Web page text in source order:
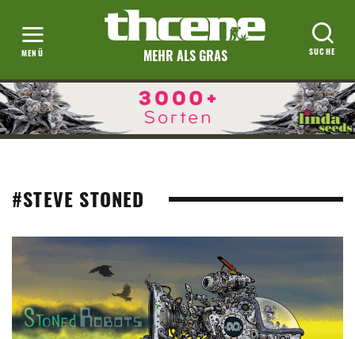
MEHR ALS GRAS
#STEVE STONED